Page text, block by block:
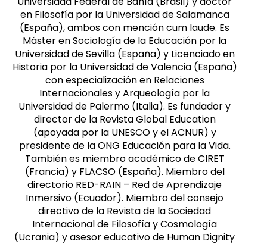
en Filosofía por la Universidad de Salamanca
(España), ambos con mención cum laude. Es
Máster en Sociología de la Educación por la
Universidad de Sevilla (España) y Licenciado en
Historia por la Universidad de Valencia (España)
con especialización en Relaciones
Internacionales y Arqueología por la
Universidad de Palermo (Italia). Es fundador y
director de la Revista Global Education
(apoyada por la UNESCO y el ACNUR) y
presidente de la ONG Educación para la Vida.
También es miembro académico de CIRET
(Francia) y FLACSO (España). Miembro del
directorio RED-RAIN – Red de Aprendizaje
Inmersivo (Ecuador). Miembro del consejo
directivo de la Revista de la Sociedad
Internacional de Filosofía y Cosmología
(Ucrania) y asesor educativo de Human Dignity